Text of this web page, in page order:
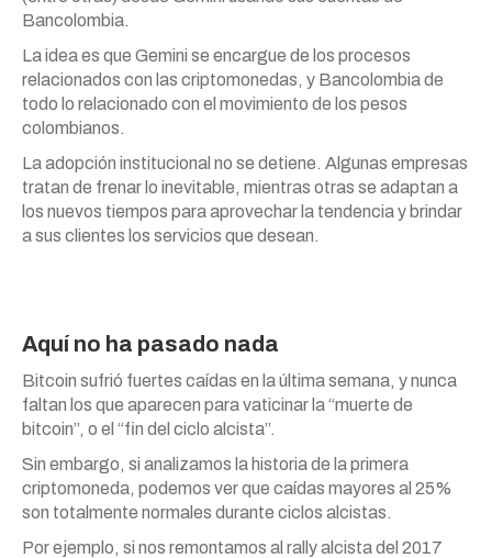
Bancolombia.
La idea es que Gemini se encargue de los procesos
relacionados con las criptomonedas, y Bancolombia de
todo lo relacionado con el movimiento de los pesos
colombianos.
La adopción institucional no se detiene. Algunas empresas
tratan de frenar lo inevitable, mientras otras se adaptan a
los nuevos tiempos para aprovechar la tendencia y brindar
a sus clientes los servicios que desean.
Aquí no ha pasado nada
Bitcoin sufrió fuertes caídas en la última semana, y nunca
faltan los que aparecen para vaticinar la “muerte de
bitcoin”, o el “fin del ciclo alcista”.
Sin embargo, si analizamos la historia de la primera
criptomoneda, podemos ver que caídas mayores al 25%
son totalmente normales durante ciclos alcistas.
Por ejemplo, si nos remontamos al rally alcista del 2017